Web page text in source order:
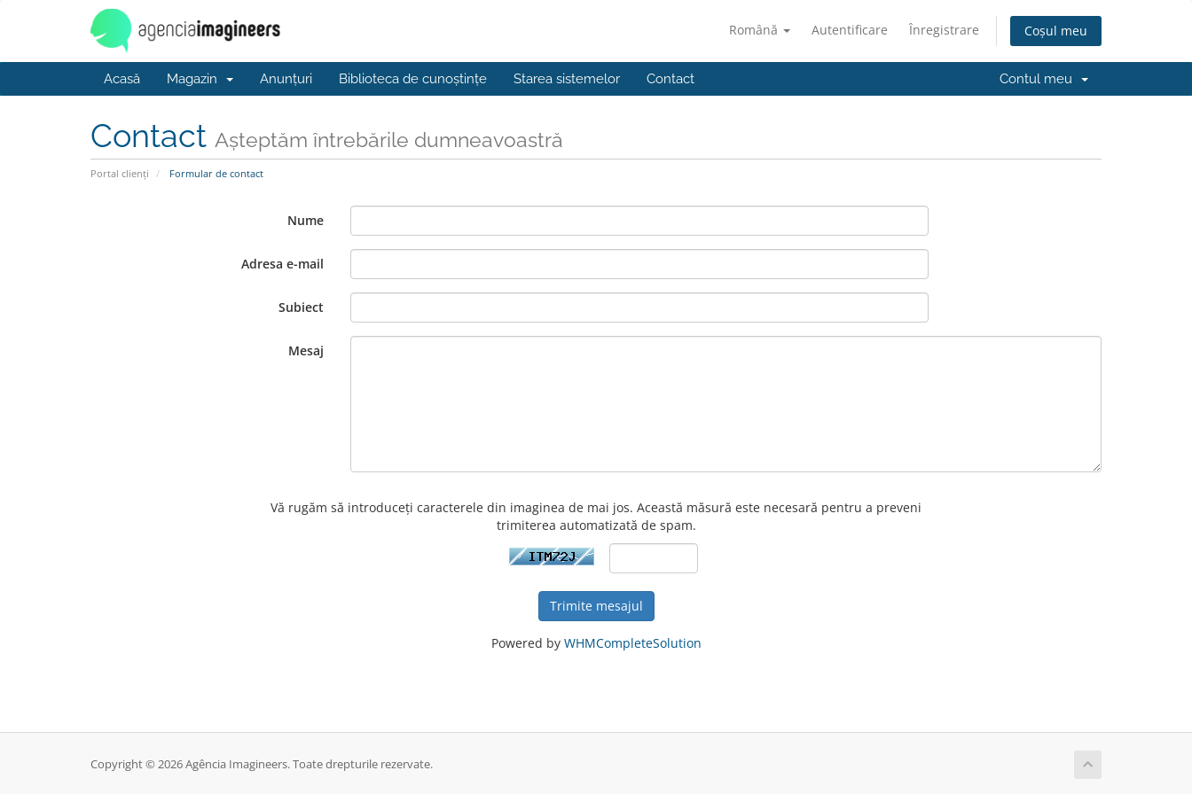
Română Autentificare Înregistrare Coșul meu
Acasă Magazin Anunțuri Biblioteca de cunoștințe Starea sistemelor Contact Contul meu
Contact Așteptăm întrebările dumneavoastră
Portal clienți Formular de contact
Nume
Adresa e-mail
Subiect
Mesaj
Vă rugăm să introduceți caracterele din imaginea de mai jos. Această măsură este necesară pentru a preveni
trimiterea automatizată de spam.
Trimite mesajul
Powered by WHMCompleteSolution
Copyright © 2026 Agência Imagineers. Toate drepturile rezervate.